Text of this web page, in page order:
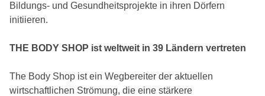
Bildungs- und Gesundheitsprojekte in ihren Dörfern
initiieren.
THE BODY SHOP ist weltweit in 39 Ländern vertreten
The Body Shop ist ein Wegbereiter der aktuellen
wirtschaftlichen Strömung, die eine stärkere